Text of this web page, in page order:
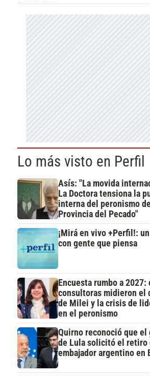
Lo más visto en Perfil
Asís: "La movida
La Doctora tensiona la
interna del peronismo
Provincia del Pecado"
¡Mirá en vivo +Perfil!: un
con gente que piensa
Encuesta rumbo a 2027:
consultoras midieron el
de Milei y la crisis de
en el peronismo
Quirno reconoció que el
de Lula solicitó el retiro
embajador argentino en